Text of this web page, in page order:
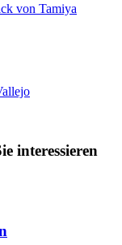
von Tamiya
interessieren